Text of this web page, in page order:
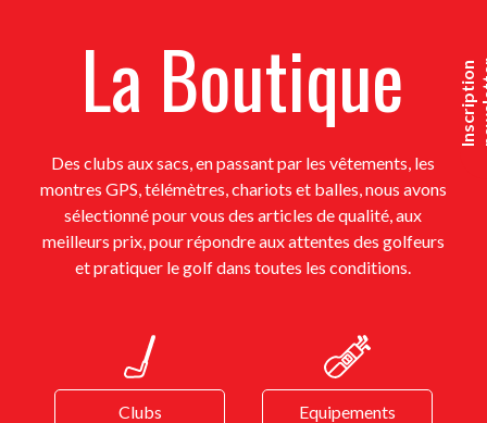
I
n
s
c
r
i
p
t
i
o
n
n
e
w
s
l
e
t
t
e
La Boutique
Des clubs aux sacs, en passant par les vêtements, les
montres GPS, télémètres, chariots et balles, nous avons
sélectionné pour vous des articles de qualité, aux
meilleurs prix, pour répondre aux attentes des golfeurs
et pratiquer le golf dans toutes les conditions.
Clubs Equipements